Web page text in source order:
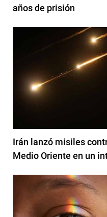
años de prisión
Irán lanzó misiles
Medio Oriente en un